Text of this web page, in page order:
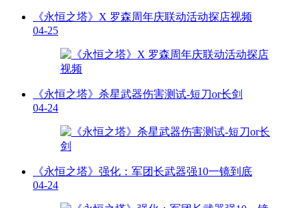
《永恒之塔》X 罗森周年庆联动活动探店视频
04-25
《永恒之塔》杀星武器伤害测试-短刀or长剑
04-24
《永恒之塔》强化：军团长武器强10一镜到底
04-24